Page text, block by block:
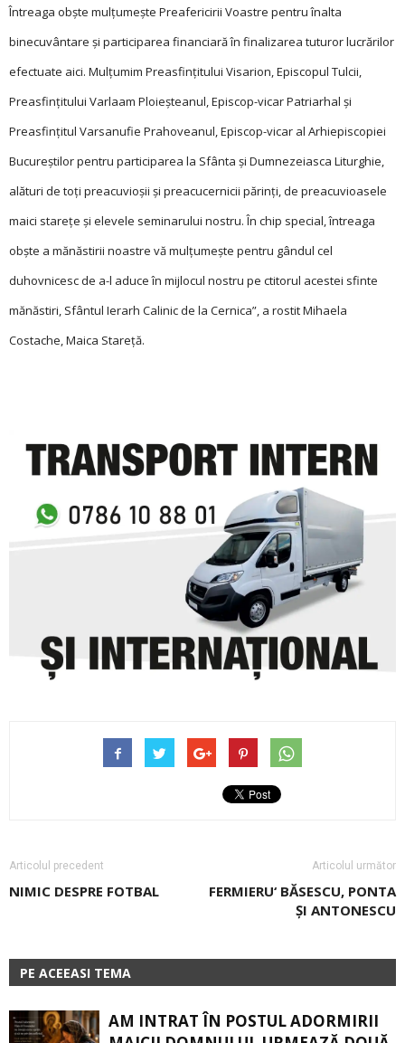
Întreaga obște mulțumește Preafericirii Voastre pentru înalta
binecuvântare și participarea financiară în finalizarea tuturor lucrărilor
efectuate aici. Mulțumim Preasfințitului Visarion, Episcopul Tulcii,
Preasfințitului Varlaam Plo­ieșteanul, Episcop-vicar Patriarhal și
Preasfințitul Varsanufie Prahoveanul, Episcop-vicar al Arhiepiscopiei
Bucureștilor pentru participarea la Sfânta și Dumnezeiasca Liturghie,
alături de toți preacuvioșii și preacucernicii părinți, de preacuvioasele
maici starețe și elevele semi­naru­lui nostru. În chip special, întreaga
obște a mănăstirii noastre vă mulțumește pentru gândul cel
duhovnicesc de a-l aduce în mijlocul nostru pe ctitorul acestei sfinte
mănăstiri, Sfântul Ierarh Calinic de la Cernica”, a rostit Mihaela
Costache, Maica Stareță.
Articolul precedent
NIMIC DESPRE FOTBAL
Articolul următor
FERMIERU‘ BĂSESCU, PONTA
ȘI ANTONESCU
PE ACEEASI TEMA
AM INTRAT ÎN POSTUL ADORMIRII